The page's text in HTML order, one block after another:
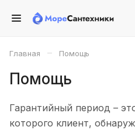
Главная – Помощь
Помощь
Гарантийный период –
которого клиент,